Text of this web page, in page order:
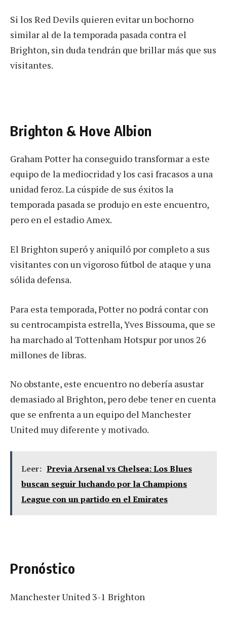
Si los Red Devils quieren evitar un bochorno
similar al de la temporada pasada contra el
Brighton, sin duda tendrán que brillar más que sus
visitantes.
Brighton & Hove Albion
Graham Potter ha conseguido transformar a este
equipo de la mediocridad y los casi fracasos a una
unidad feroz. La cúspide de sus éxitos la
temporada pasada se produjo en este encuentro,
pero en el estadio Amex.
El Brighton superó y aniquiló por completo a sus
visitantes con un vigoroso fútbol de ataque y una
sólida defensa.
Para esta temporada, Potter no podrá contar con
su centrocampista estrella, Yves Bissouma, que se
ha marchado al Tottenham Hotspur por unos 26
millones de libras.
No obstante, este encuentro no debería asustar
demasiado al Brighton, pero debe tener en cuenta
que se enfrenta a un equipo del Manchester
United muy diferente y motivado.
Leer: Previa Arsenal vs Chelsea: Los Blues
buscan seguir luchando por la Champions
League con un partido en el Emirates
Pronóstico
Manchester United 3-1 Brighton